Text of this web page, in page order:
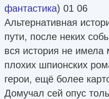
фантастика) 01 06
Альтернативная
пути, после неких
вся история не имела
плохих шпионских
герои, ещё более
Домучал сей опус